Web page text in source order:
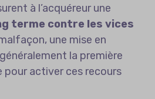
à l’acquéreur une
terme contre les vices
une mise en
la première
pour activer ces recours